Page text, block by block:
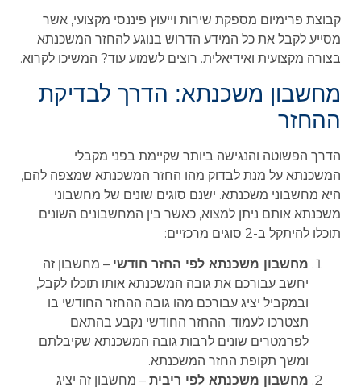
קבוצת פרימיום מספקת שירות וייעוץ פיננסי מקצועי, אשר
מסייע לקבל את כל המידע הדרוש בנוגע להחזר המשכנתא
בצורה מקצועית ואידיאלית. רוצים לשמוע עוד? המשיכו לקרוא.
מחשבון משכנתא: הדרך לבדיקת
ההחזר
הדרך הפשוטה והנגישה ביותר שקיימת בפני מקבלי
המשכנתא על מנת לבדוק מהו החזר המשכנתא שמצפה להם,
היא מחשבוני משכנתא. ישנם סוגים שונים של מחשבוני
משכנתא אותם ניתן למצוא, כאשר בין המחשבונים השונים
תוכלו להיתקל ב-2 סוגים מרכזיים:
מחשבון משכנתא לפי החזר חודשי – מחשבון זה
יחשב עבורכם את גובה המשכנתא אותו תוכלו לקבל,
ובמקביל יציג עבורכם מהו גובה ההחזר החודשי בו
תצטרכו לעמוד. ההחזר החודשי נקבע בהתאם
לפרמטרים שונים לרבות גובה המשכנתא שקיבלתם
ומשך תקופת החזר המשכנתא.
מחשבון משכנתא לפי ריבית – מחשבון זה יציג